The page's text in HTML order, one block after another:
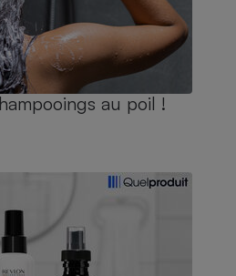
au poil !